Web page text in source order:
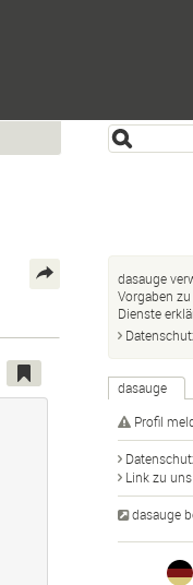
dasauge
Vorgaben
Dienste
dasauge
Profil
Link zu uns
dasauge